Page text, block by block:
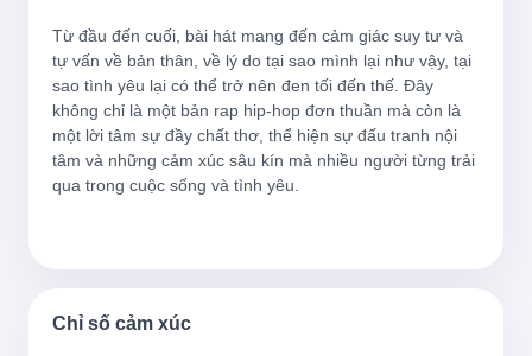
어느새 내 얼굴에 드리워진 그림자가
Bóng tối đã phủ lên khuôn mặt tôi từ lúc
nào
bạn
Từ đầu đến cuối, bài hát mang đến cảm giác suy tư và
tự vấn về bản thân, về lý do tại sao mình lại như vậy, tại
sao tình yêu lại có thể trở nên đen tối đến thế. Đây
không chỉ là một bản rap hip-hop đơn thuần mà còn là
một lời tâm sự đầy chất thơ, thể hiện sự đấu tranh nội
tâm và những cảm xúc sâu kín mà nhiều người từng trải
qua trong cuộc sống và tình yêu.
Chỉ số cảm xúc